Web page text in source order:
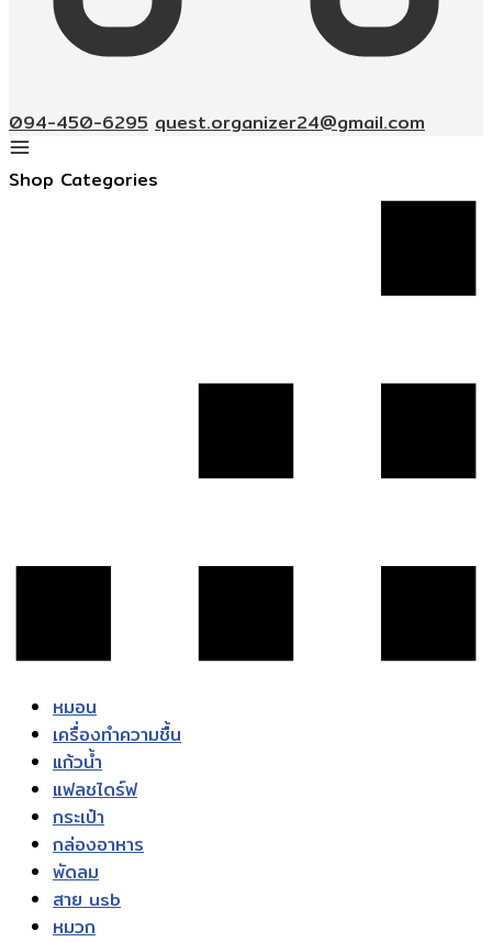
094-450-6295 quest.organizer24@gmail.com
Shop Categories
หมอน
เครื่องทำความชื้น
แก้วน้ำ
แฟลชไดร์ฟ
กระเป๋า
กล่องอาหาร
พัดลม
สาย usb
หมวก